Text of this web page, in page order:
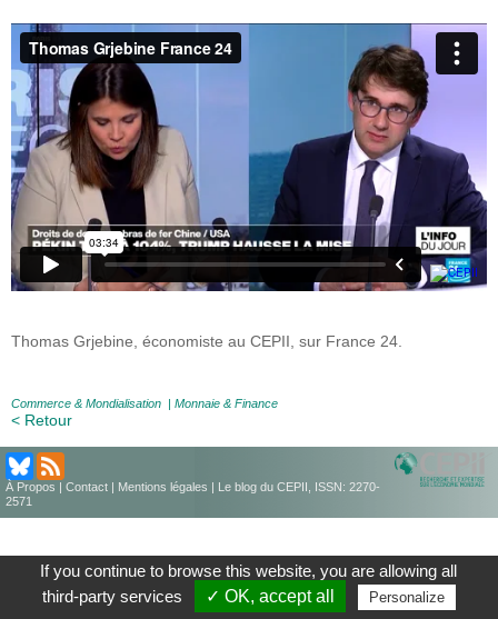
Thomas Grjebine, économiste au CEPII, sur France 24.
Commerce & Mondialisation | Monnaie & Finance
< Retour
À Propos | Contact | Mentions légales | Le blog du CEPII, ISSN: 2270-
2571
If you continue to browse this website, you are allowing all
third-party services
✓ OK, accept all Personalize